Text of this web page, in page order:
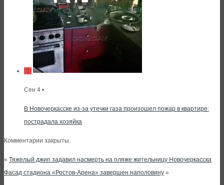
Сен 4 •
В Новочеркасске из-за утечки газа произошел пожар в квартире:
пострадала хозяйка
Комментарии закрыты.
« Тяжелый джип задавил насмерть на пляже жительницу Новочеркасска
Фасад стадиона «Ростов-Арена» завершен наполовину »